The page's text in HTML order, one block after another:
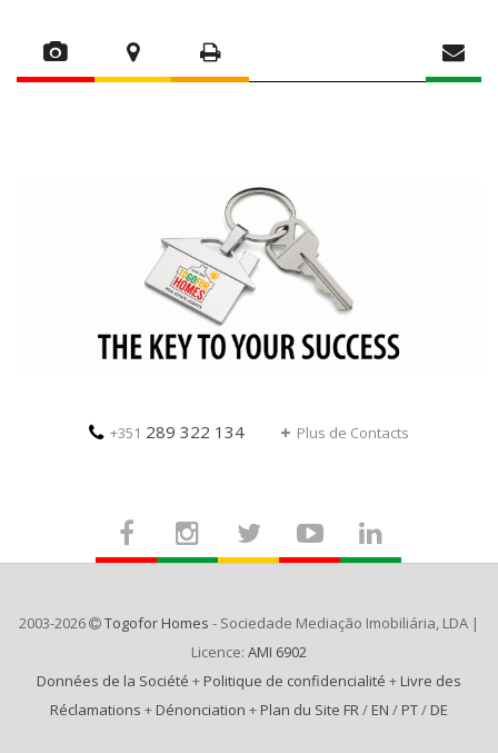
+351 289 322 134 Plus de Contacts
2003-2026 Togofor Homes - Sociedade Mediação Imobiliária, LDA |
Licence: AMI 6902
Données de la Société + Politique de confidencialité + Livre des
Réclamations + Dénonciation + Plan du Site FR/ EN / PT/ DE